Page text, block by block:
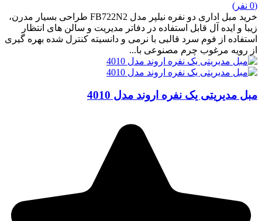
(0 نفر)
خرید مبل اداری دو نفره نیلپر مدل FB722N2 طراحی بسیار مدرن،
زیبا و ایده آل قابل استفاده در دفاتر مدیریت و سالن های انتظار
استفاده از فوم سرد قالبی با نرمی و دانسیته کنترل شده بهره گیری
از رویه مرغوب چرم مصنوعی با...
مبل مدیریتی یک نفره اروند مدل 4010